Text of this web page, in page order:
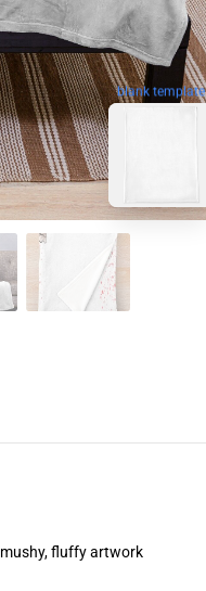
blank template
fluffy artwork